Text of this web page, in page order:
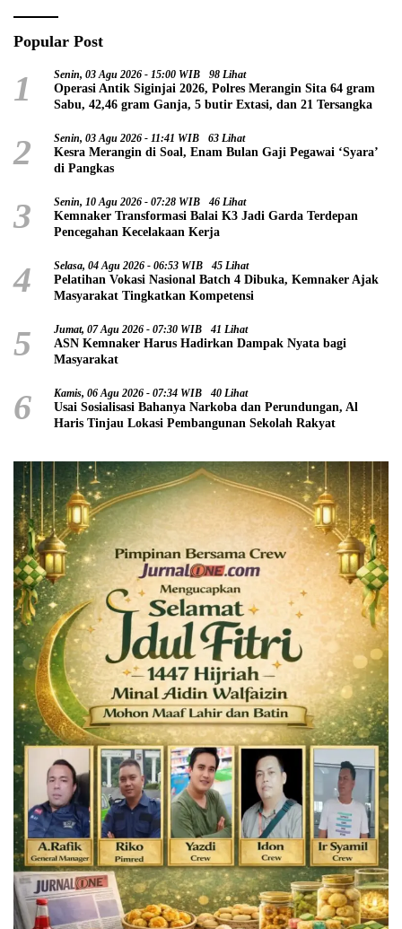
Popular Post
1 Senin, 03 Agu 2026 - 15:00 WIB 98 Lihat
Operasi Antik Siginjai 2026, Polres Merangin Sita 64 gram
Sabu, 42,46 gram Ganja, 5 butir Extasi, dan 21 Tersangka
2 Senin, 03 Agu 2026 - 11:41 WIB 63 Lihat
Kesra Merangin di Soal, Enam Bulan Gaji Pegawai ‘Syara’
di Pangkas
3 Senin, 10 Agu 2026 - 07:28 WIB 46 Lihat
Kemnaker Transformasi Balai K3 Jadi Garda Terdepan
Pencegahan Kecelakaan Kerja
4 Selasa, 04 Agu 2026 - 06:53 WIB 45 Lihat
Pelatihan Vokasi Nasional Batch 4 Dibuka, Kemnaker Ajak
Masyarakat Tingkatkan Kompetensi
5 Jumat, 07 Agu 2026 - 07:30 WIB 41 Lihat
ASN Kemnaker Harus Hadirkan Dampak Nyata bagi
Masyarakat
6 Kamis, 06 Agu 2026 - 07:34 WIB 40 Lihat
Usai Sosialisasi Bahanya Narkoba dan Perundungan, Al
Haris Tinjau Lokasi Pembangunan Sekolah Rakyat